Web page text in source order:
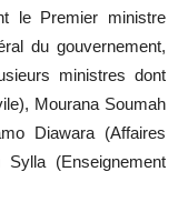
le Premier ministre
du gouvernement,
ministres dont
Mourana Soumah
Diawara (Affaires
(Enseignement